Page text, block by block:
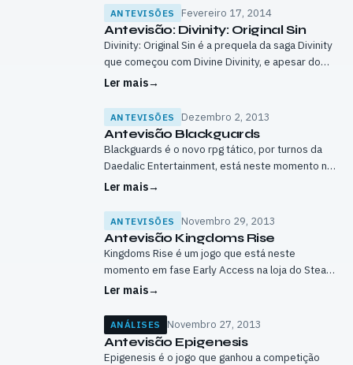
ANTEVISÕES Fevereiro 17, 2014
Antevisão: Divinity: Original Sin
Divinity: Original Sin é a prequela da saga Divinity
que começou com Divine Divinity, e apesar do
horrível nome, conquistou bastantes jogadores,
Ler mais→
ANTEVISÕES Dezembro 2, 2013
Antevisão Blackguards
Blackguards é o novo rpg tático, por turnos da
Daedalic Entertainment, está neste momento no
programa Early Access do Steam, e é uma
Ler mais→
ANTEVISÕES Novembro 29, 2013
Antevisão Kingdoms Rise
Kingdoms Rise é um jogo que está neste
momento em fase Early Access na loja do Steam,
e está a ser desenvolvido por uma equipa de
Ler mais→
ANÁLISES Novembro 27, 2013
Antevisão Epigenesis
Epigenesis é o jogo que ganhou a competição